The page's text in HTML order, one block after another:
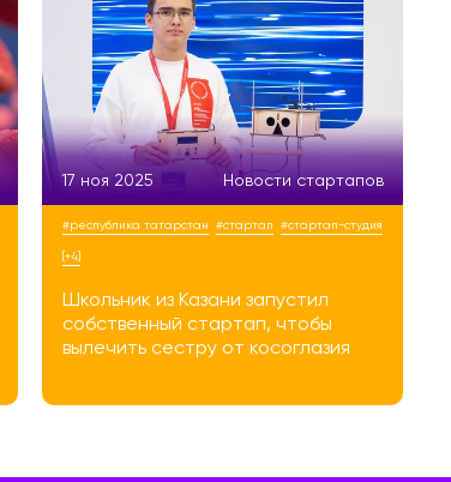
17 ноя 2025 Новости стартапов
#республика татарстан #стартап #стартап-студия
[+4]
Школьник из Казани запустил
собственный стартап, чтобы
вылечить сестру от косоглазия